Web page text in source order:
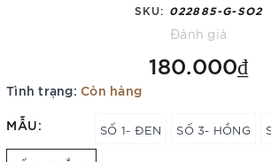
SKU: 022885-G-SO2
Đánh giá
180.000₫
Tình trạng: Còn hàng
MẪU: SỐ 1- ĐEN SỐ 3- HỒNG